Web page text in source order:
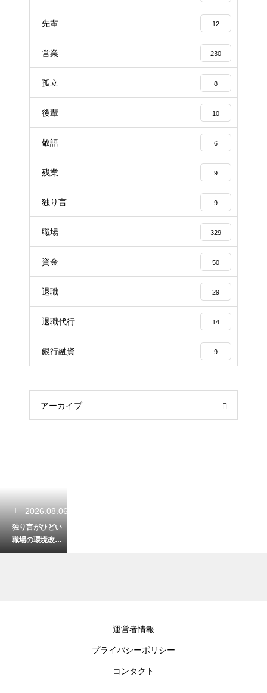
先輩 12
営業 230
孤立 8
後輩 10
敬語 6
残業 9
独り言 9
職場 329
資金 50
退職 29
退職代行 14
銀行融資 9
アーカイブ
2026.08.06
独り言がひどい
職場の環境改善
の成功の秘訣！
運営者情報
プライバシーポリシー
コンタクト